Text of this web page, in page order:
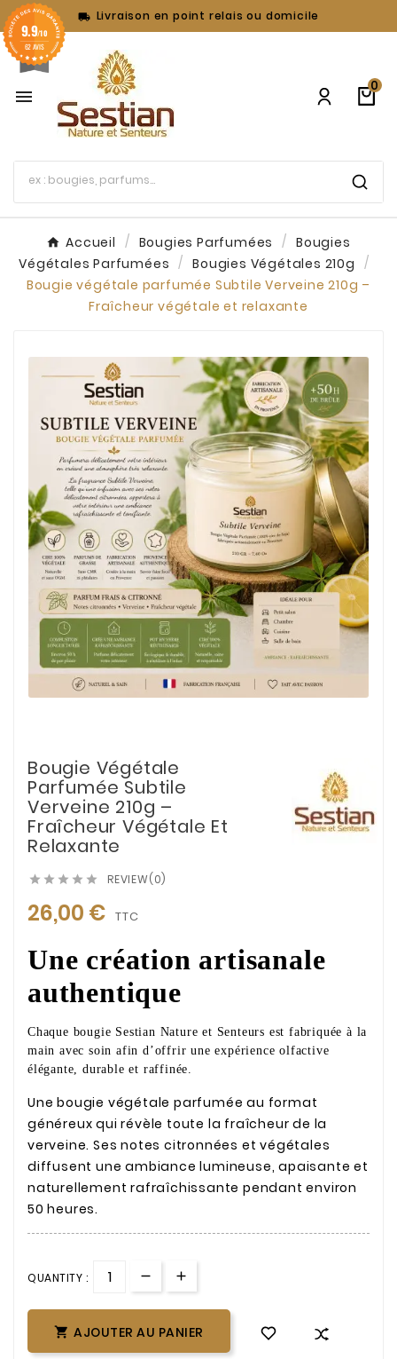
 Livraison en point relais ou domicile

0
Accueil Bougies Parfumées
Bougies
Végétales Parfumées
Bougies Végétales 210g
Bougie végétale parfumée Subtile Verveine 210g –
Fraîcheur végétale et relaxante
Bougie Végétale
Parfumée Subtile
Verveine 210g –
Fraîcheur Végétale Et
Relaxante
     REVIEW(0)
26,00 € TTC
Une création artisanale
authentique
Chaque bougie Sestian Nature et Senteurs est fabriquée à la
main avec soin afin d’offrir une expérience olfactive
élégante, durable et raffinée.
Une bougie végétale parfumée au format
généreux qui révèle toute la fraîcheur de la
verveine. Ses notes citronnées et végétales
diffusent une ambiance lumineuse, apaisante et
naturellement rafraîchissante pendant environ
50 heures.
QUANTITY :
 AJOUTER AU PANIER
9.9/10
62 AVIS